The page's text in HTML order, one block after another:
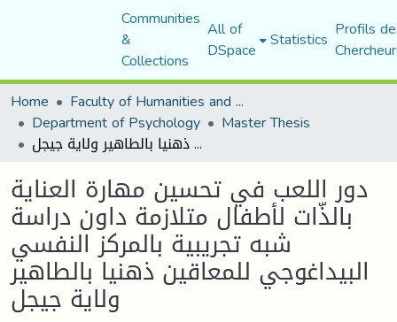
Communities
&
Collections
All of
DSpace Statistics Profils
Home
Faculty of Humanities and Social Sciences
Department of Psychology Master Thesis
دور اللعب في تحسين مهارة العناية بالذّات لأطفال متلازمة داون دراسة شبه تجريبية بالمركز النفسي البيداغوجي للمعاقين ذهنيا بالطاهير ولاية جيجل
دور اللعب في تحسين مهارة العناية
بالذّات لأطفال متلازمة داون دراسة
شبه تجريبية بالمركز النفسي
البيداغوجي للمعاقين ذهنيا بالطاهير
ولاية جيجل